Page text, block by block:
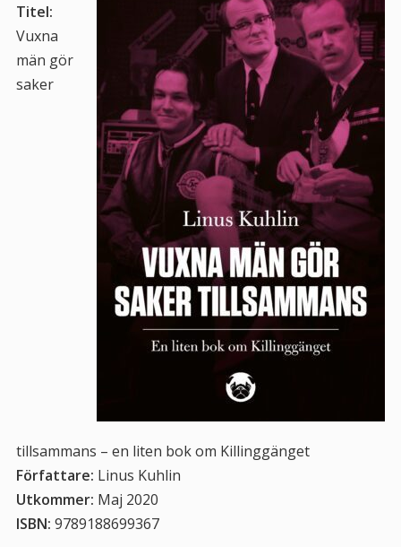
Titel:
Vuxna
män gör
saker
tillsammans – en liten bok om Killinggänget
Författare: Linus Kuhlin
Utkommer: Maj 2020
ISBN: 9789188699367